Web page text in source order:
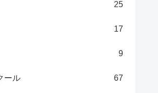
25
17
9
ール 67